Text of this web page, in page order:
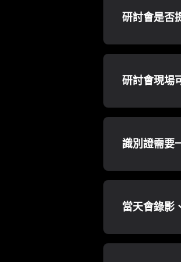
研討會是否
研討會現場
識別證需要
當天會錄影